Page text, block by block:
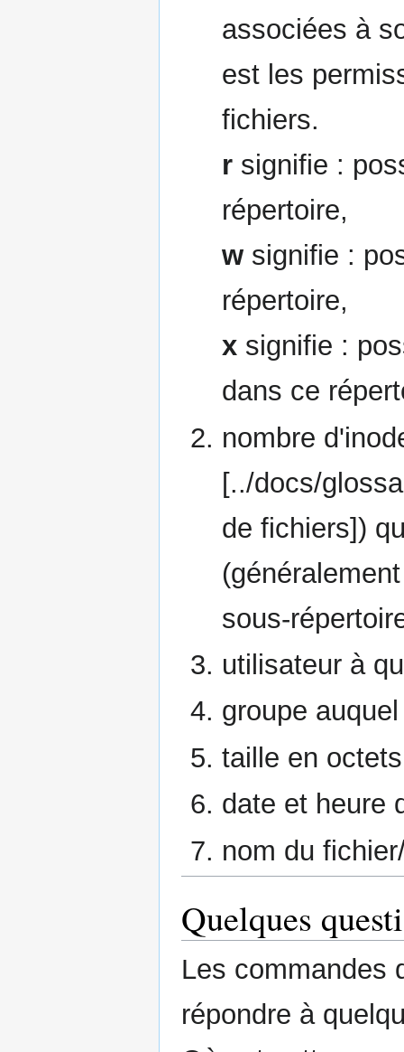
associées à
est les
fichiers.
rsignifie :
répertoire,
wsignifie :
répertoire,
xsignifie :
dans ce
nombre
[../docs/
de fichiers])
sous-
utilisateur à
groupe
taille en octets
date et heure
nom du
Quelques
Les commandes
répondre à